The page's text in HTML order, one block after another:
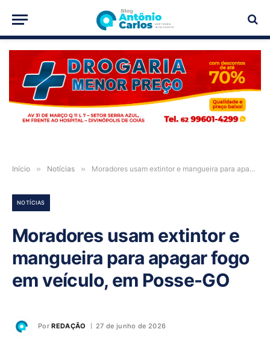
PUBLICIDADE
Início » Notícias » Moradores usam extintor e mangueira para apagar fogo em veículo, em Posse-GO
NOTÍCIAS
Moradores usam extintor e
mangueira para apagar fogo
em veículo, em Posse-GO
Por REDAÇÃO 27 de junho de 2026